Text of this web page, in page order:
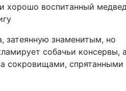
хорошо воспитанный
затеянную знаменитым, но
собачьи консервы,
сокровищами, спрятанными